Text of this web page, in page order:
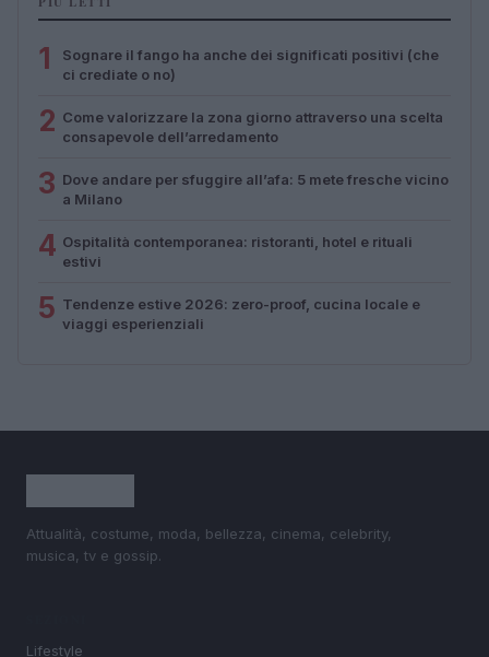
1
Sognare il fango ha anche dei significati positivi (che
ci crediate o no)
2 Come valorizzare la zona giorno attraverso una scelta
consapevole dell’arredamento
3 Dove andare per sfuggire all’afa: 5 mete fresche vicino
a Milano
4 Ospitalità contemporanea: ristoranti, hotel e rituali
estivi
5 Tendenze estive 2026: zero-proof, cucina locale e
viaggi esperienziali
Attualità, costume, moda, bellezza, cinema, celebrity,
musica, tv e gossip.
Lifestyle